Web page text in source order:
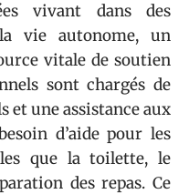
vivant dans des
vie autonome, un
vitale de soutien
sont chargés de
et une assistance aux
d’aide pour les
que la toilette, le
des repas. Ce